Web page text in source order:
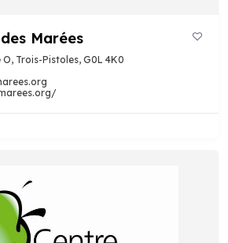
Marées
Trois-Pistoles, G0L 4K0